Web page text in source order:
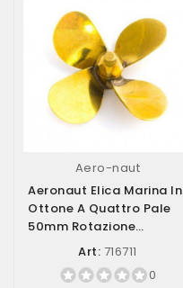
Aero-naut
Aeronaut Elica Marina In
Ottone A Quattro Pale
50mm Rotazione
Antioraria...
Art: 716711
0